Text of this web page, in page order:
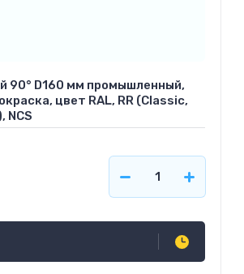
90° D160 мм промышленный,
цвет RAL, RR (Classic,
NCS